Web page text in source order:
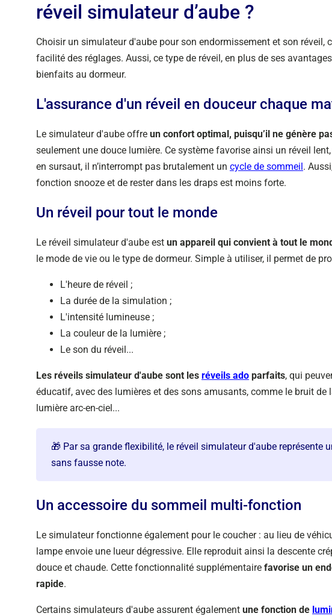
réveil simulateur d’aube ?
Choisir un simulateur d'aube pour son endormissement et son réveil,
facilité des réglages. Aussi, ce type de réveil, en plus de ses
bienfaits au dormeur.
L'assurance d'un réveil en douceur chaque
Le simulateur d'aube offre un confort optimal, puisqu’il ne génère
seulement une douce lumière. Ce système favorise ainsi un réveil
en sursaut, il n’interrompt pas brutalement un cycle de sommeil.
fonction snooze et de rester dans les draps est moins forte.
Un réveil pour tout le monde
Le réveil simulateur d'aube est un appareil qui convient à tout le
le mode de vie ou le type de dormeur. Simple à utiliser, il permet de
L'heure de réveil ;
La durée de la simulation ;
L'intensité lumineuse ;
La couleur de la lumière ;
Le son du réveil...
Les réveils simulateur d'aube sont les réveils ado parfaits, qui
éducatif, avec des lumières et des sons amusants, comme le bruit de
lumière arc-en-ciel...
🎁 Par sa grande flexibilité, le réveil simulateur d'aube représente
sans fausse note.
Un accessoire du sommeil multi-fonction
Le simulateur fonctionne également pour le coucher : au lieu de
lampe envoie une lueur dégressive. Elle reproduit ainsi la descente
douce et chaude. Cette fonctionnalité supplémentaire favorise un
rapide.
Certains simulateurs d'aube assurent également une fonction de